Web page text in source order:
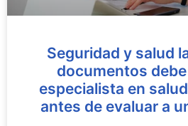
Seguridad y salud
documentos
especialista en
antes de evaluar a